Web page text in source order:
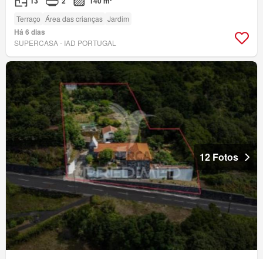
Terraço Área das crianças Jardim
Há 6 dias
SUPERCASA - IAD PORTUGAL
12 Fotos